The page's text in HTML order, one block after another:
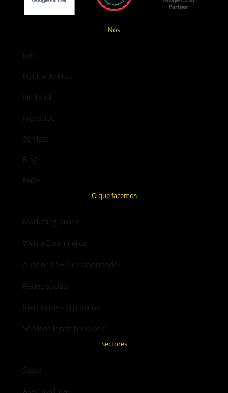
Nós
Nós
Política de ética
Kit dixital
Proxectos
Servizos
Blog
FAQs
O que facemos
Márketing online
Web e Ecommerce
Auditoría SEO e Usabilidade
Redes sociais
Identidade corporativa
Servizos legais para web
Sectores
Salud